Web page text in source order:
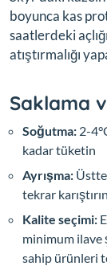
boyunca kas
saatlerdeki
atıştırmalığı
Saklama
Soğutma: 2-
kadar tüketin
Ayrışma:
tekrar karıştırın
Kalite seçimi:
minimum ilave
sahip ürünleri